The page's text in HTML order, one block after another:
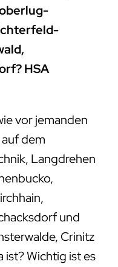
HSA
vor jemanden
dem
Langdrehen
und
Crinitz
ist? Wichtig ist es